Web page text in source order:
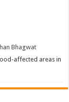
Bhagwat
affected areas in